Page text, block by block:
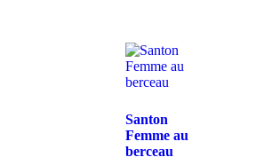
Santon
Femme au
berceau